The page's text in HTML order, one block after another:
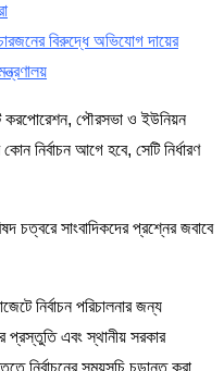
বিরুদ্ধে অভিযোগ দায়ের
করপোরেশন, পৌরসভা ও ইউনিয়ন
নির্বাচন আগে হবে, সেটি নির্ধারণ
চত্বরে সাংবাদিকদের প্রশ্নের জবাবে
নির্বাচন পরিচালনার জন্য
প্রস্তুতি এবং স্থানীয় সরকার